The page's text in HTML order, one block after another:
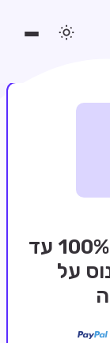
חבילת קבלת פנים: בונוס 100% עד
בונוס על